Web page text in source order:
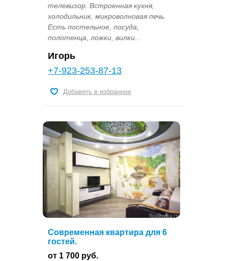
телевизор. Встроенная кухня,
холодильник, микроволновая печь.
Есть постельное, посуда,
полотенца, ложки, вилки...
Игорь
+7-923-253-87-13
Добавить в избранное
Современная квартира для 6
гостей.
от 1 700 руб.